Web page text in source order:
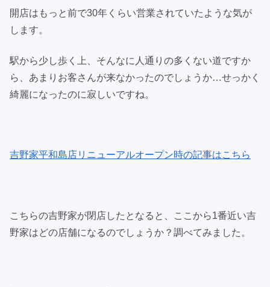
開店はもっと前で30年くらい営業されていたような気が
します。
駅から少し歩く上、そんなに人通りの多くない道ですか
ら、あまりお客さんが来なかったのでしょうか…せっかく
綺麗になったのに寂しいですね。
吉野家平和島店リニューアルオープン時の記事はこちら
こちらの吉野家が閉店したとなると、ここから1番近い吉
野家はどの店舗になるのでしょうか？調べてみました。